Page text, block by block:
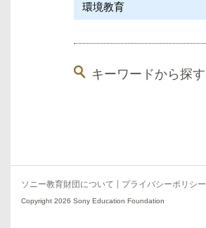
環境教育
キーワードから探す
ソニー教育財団について プライバシーポリシー
Copyright 2026 Sony Education Foundation